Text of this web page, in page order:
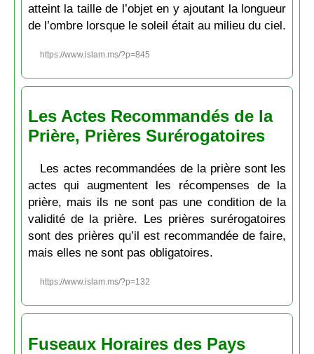
atteint la taille de l’objet en y ajoutant la longueur
de l’ombre lorsque le soleil était au milieu du ciel.
https://www.islam.ms/?p=845
Les Actes Recommandés de la
Prière, Prières Surérogatoires
Les actes recommandées de la prière sont les
actes qui augmentent les récompenses de la
prière, mais ils ne sont pas une condition de la
validité de la prière. Les prières surérogatoires
sont des prières qu’il est recommandée de faire,
mais elles ne sont pas obligatoires.
https://www.islam.ms/?p=132
Fuseaux Horaires des Pays